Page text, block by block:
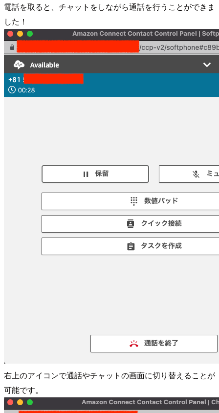
電話を取ると、チャットをしながら通話を行うことができま
した！
右上のアイコンで通話やチャットの画面に切り替えることが
可能です。